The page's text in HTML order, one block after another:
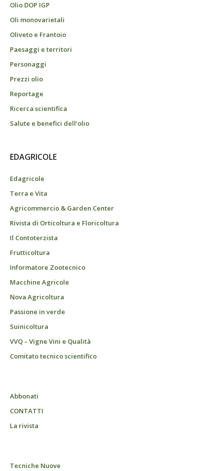
Olio DOP IGP
Oli monovarietali
Oliveto e Frantoio
Paesaggi e territori
Personaggi
Prezzi olio
Reportage
Ricerca scientifica
Salute e benefici dell’olio
EDAGRICOLE
Edagricole
Terra e Vita
Agricommercio & Garden Center
Rivista di Orticoltura e Floricoltura
Il Contoterzista
Frutticoltura
Informatore Zootecnico
Macchine Agricole
Nova Agricoltura
Passione in verde
Suinicoltura
VVQ – Vigne Vini e Qualità
Comitato tecnico scientifico
Abbonati
CONTATTI
La rivista
Tecniche Nuove